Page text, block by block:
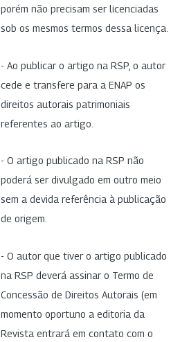
porém não precisam ser licenciadas
sob os mesmos termos dessa licença.
- Ao publicar o artigo na RSP, o autor
cede e transfere para a ENAP os
direitos autorais patrimoniais
referentes ao artigo.
- O artigo publicado na RSP não
poderá ser divulgado em outro meio
sem a devida referência à publicação
de origem.
- O autor que tiver o artigo publicado
na RSP deverá assinar o Termo de
Concessão de Direitos Autorais (em
momento oportuno a editoria da
Revista entrará em contato com o